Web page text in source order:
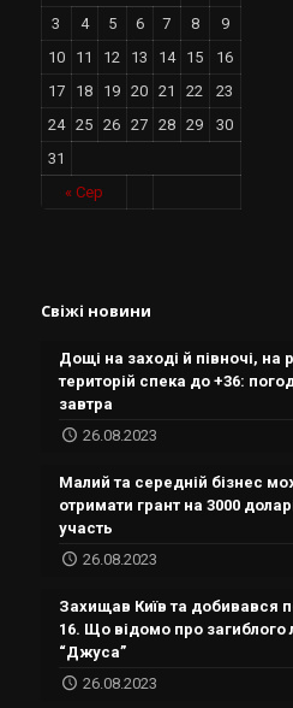
« Сер
3
4 5 6 7 8
9
10
11 12 13 14 15
16
17
18 19 20 21 22
23
24
25 26 27 28 29
30
31
Свіжі новини
Дощі на заході й півночі, на
територій спека до +36:
завтра
26.08.2023
Малий та середній бізнес
отримати грант на 3000
участь
26.08.2023
Захищав Київ та добивався
16. Що відомо про загиблого
“Джуса”
26.08.2023